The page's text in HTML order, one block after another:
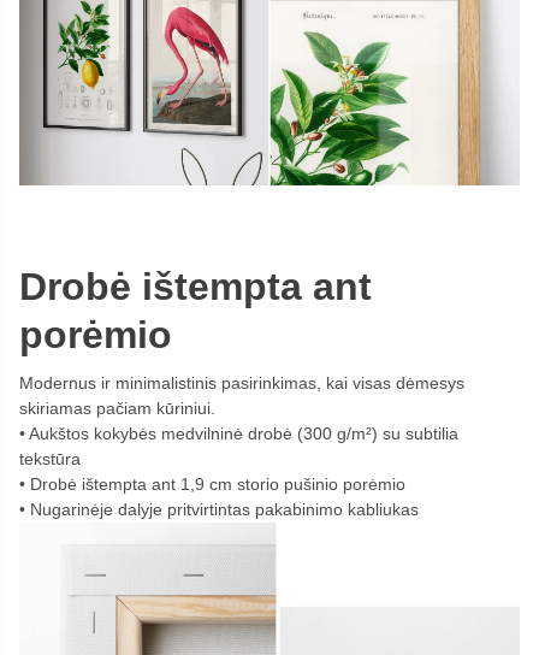
Drobė ištempta ant
porėmio
Modernus ir minimalistinis pasirinkimas, kai visas dėmesys
skiriamas pačiam kūriniui.
Aukštos kokybės medvilninė drobė (300 g/m²) su subtilia
tekstūra
Drobė ištempta ant 1,9 cm storio pušinio porėmio
Nugarinėje dalyje pritvirtintas pakabinimo kabliukas